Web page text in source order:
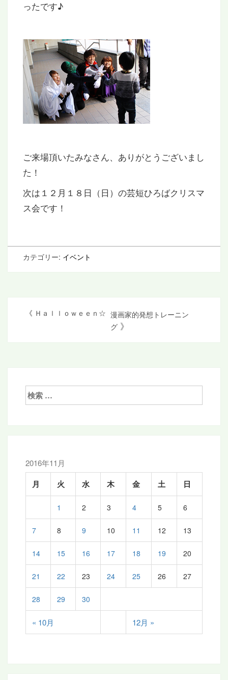
ったです♪
ご来場頂いたみなさん、ありがとうございまし
た！
次は１２月１８日（日）の芸短ひろばクリスマ
ス会です！
カテゴリー: イベント
《 Ｈａｌｌｏｗｅｅｎ☆ 漫画家的発想トレーニン
グ 》
検
索:
2016年11月
月 火 水 木 金 土 日
« 10月 12月 »
1 2 3 4 5 6
7 8 9 10 11 12 13
14 15 16 17 18 19 20
21 22 23 24 25 26 27
28 29 30